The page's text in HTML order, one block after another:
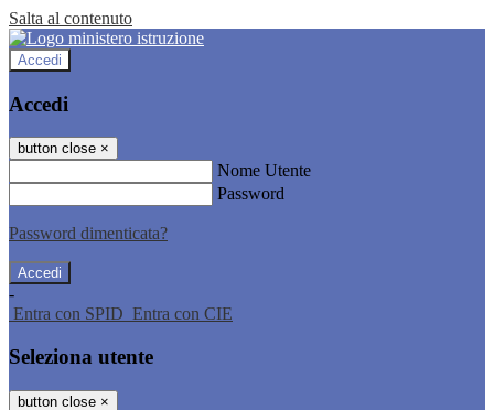
Salta al contenuto
Accedi
Accedi
button close ×
Nome Utente
Password
Password dimenticata?
-
Entra con SPID Entra con CIE
Seleziona utente
button close ×